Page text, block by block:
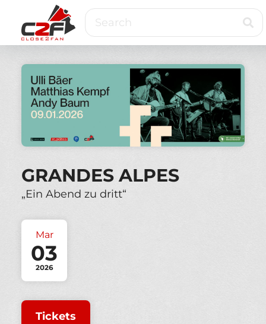
main
content
to
fan
VIP
ticketing
Search
GRANDES ALPES
„Ein Abend zu dritt“
Mar
03
2026
Tickets